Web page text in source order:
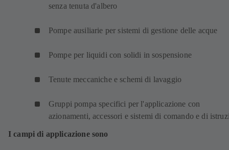
senza tenuta d'albero
Pompe ausiliarie per sistemi di gestione delle acque
Pompe per liquidi con solidi in sospensione
Tenute meccaniche e schemi di lavaggio
Gruppi pompa specifici per l'applicazione con
azionamenti, accessori e sistemi di comando e di
I campi di applicazione sono